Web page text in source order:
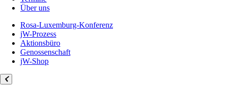
Über uns
Rosa-Luxemburg-Konferenz
jW-Prozess
Aktionsbüro
Genossenschaft
jW-Shop